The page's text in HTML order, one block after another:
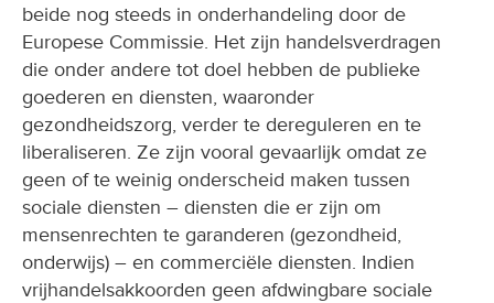
beide nog steeds in onderhandeling door de
Europese Commissie. Het zijn handelsverdragen
die onder andere tot doel hebben de publieke
goederen en diensten, waaronder
gezondheidszorg, verder te dereguleren en te
liberaliseren. Ze zijn vooral gevaarlijk omdat ze
geen of te weinig onderscheid maken tussen
sociale diensten – diensten die er zijn om
mensenrechten te garanderen (gezondheid,
onderwijs) – en commerciële diensten. Indien
vrijhandelsakkoorden geen afdwingbare sociale